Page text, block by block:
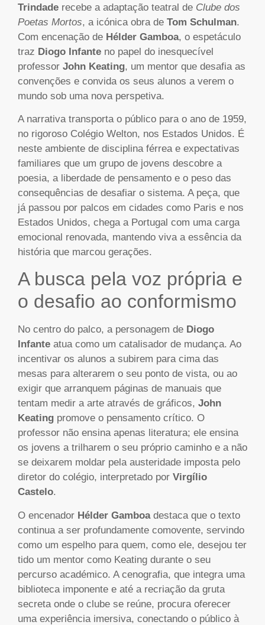
Trindade recebe a adaptação teatral de Clube dos
Poetas Mortos, a icónica obra de Tom Schulman.
Com encenação de Hélder Gamboa, o espetáculo
traz Diogo Infante no papel do inesquecível
professor John Keating, um mentor que desafia as
convenções e convida os seus alunos a verem o
mundo sob uma nova perspetiva.
A narrativa transporta o público para o ano de 1959,
no rigoroso Colégio Welton, nos Estados Unidos. É
neste ambiente de disciplina férrea e expectativas
familiares que um grupo de jovens descobre a
poesia, a liberdade de pensamento e o peso das
consequências de desafiar o sistema. A peça, que
já passou por palcos em cidades como Paris e nos
Estados Unidos, chega a Portugal com uma carga
emocional renovada, mantendo viva a essência da
história que marcou gerações.
A busca pela voz própria e
o desafio ao conformismo
No centro do palco, a personagem de Diogo
Infante atua como um catalisador de mudança. Ao
incentivar os alunos a subirem para cima das
mesas para alterarem o seu ponto de vista, ou ao
exigir que arranquem páginas de manuais que
tentam medir a arte através de gráficos, John
Keating promove o pensamento crítico. O
professor não ensina apenas literatura; ele ensina
os jovens a trilharem o seu próprio caminho e a não
se deixarem moldar pela austeridade imposta pelo
diretor do colégio, interpretado por Virgílio
Castelo.
O encenador Hélder Gamboadestaca que o texto
continua a ser profundamente comovente, servindo
como um espelho para quem, como ele, desejou ter
tido um mentor como Keating durante o seu
percurso académico. A cenografia, que integra uma
biblioteca imponente e até a recriação da gruta
secreta onde o clube se reúne, procura oferecer
uma experiência imersiva, conectando o público à